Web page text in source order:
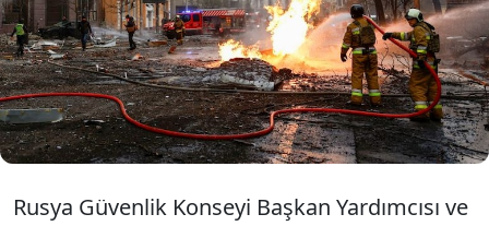
etti. Tehditleri reddeden AB, Kiev’deki varlığını
sürdüreceğini açıklarken; ABD ve Rusya dışişleri
bakanları telefonda Ukrayna ve İran’daki son
durumu görüştü.
Rusya Güvenlik Konseyi Başkan Yardımcısı ve